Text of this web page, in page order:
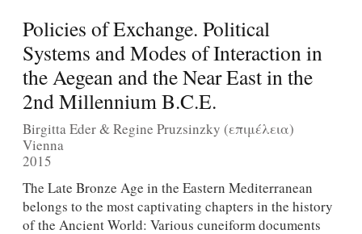
Policies of Exchange. Political
Systems and Modes of Interaction in
the Aegean and the Near East in the
2nd Millennium B.C.E.
Birgitta Eder & Regine Pruzsinzky (επιμέλεια)
Vienna
2015
The Late Bronze Age in the Eastern Mediterranean
belongs to the most captivating chapters in the history
of the Ancient World: Various cuneiform documents